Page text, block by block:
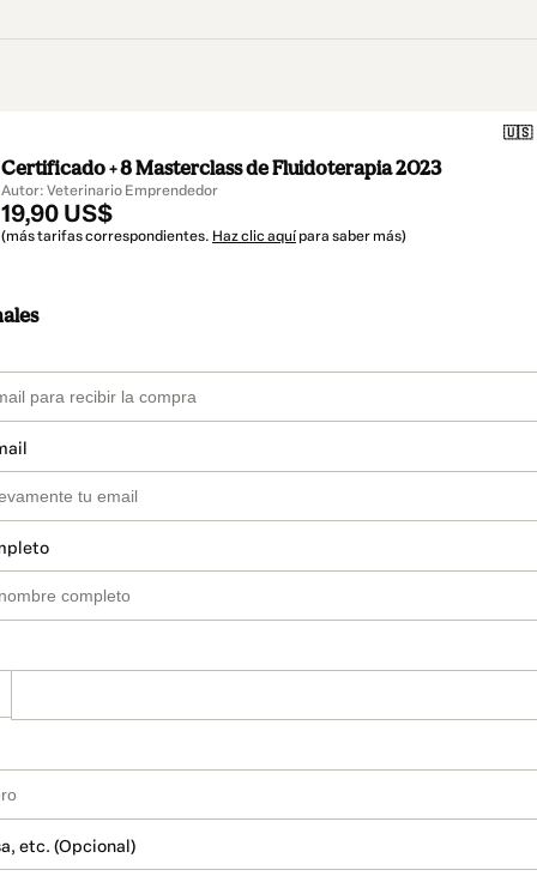
🇺🇸
Certificado + 8 Masterclass de Fluidoterapia 2023
Autor: Veterinario Emprendedor
19,90 US$
(más tarifas correspondientes. Haz clic aquí para saber más)
etc. (Opcional)